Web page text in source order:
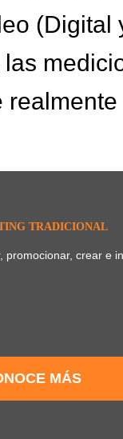
(Digital
TRADICIONAL
promocionar, crear e
MÁS